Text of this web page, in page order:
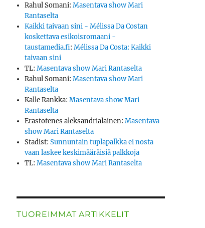
Rahul Somani:Masentava show Mari
Rantaselta
Kaikki taivaan sini - Mélissa Da Costan
koskettava esikoisromaani -
taustamedia.fi:Mélissa Da Costa: Kaikki
taivaan sini
TL:Masentava show Mari Rantaselta
Rahul Somani:Masentava show Mari
Rantaselta
Kalle Rankka:Masentava show Mari
Rantaselta
Erastotenes aleksandrialainen:Masentava
show Mari Rantaselta
Stadist:Sunnuntain tuplapalkka ei nosta
vaan laskee keskimääräisiä palkkoja
TL:Masentava show Mari Rantaselta
TUOREIMMAT ARTIKKELIT